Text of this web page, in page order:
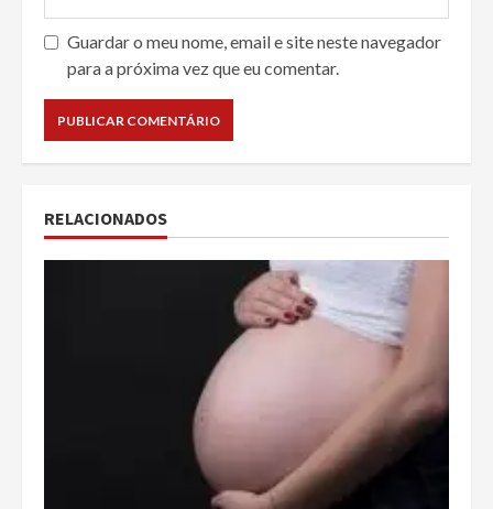
Guardar o meu nome, email e site neste navegador
para a próxima vez que eu comentar.
RELACIONADOS